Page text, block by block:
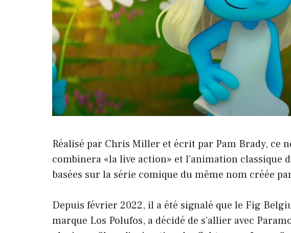
Réalisé par Chris Miller et écrit par Pam Brady, ce
combinera «la live action» et l’animation classique
basées sur la série comique du même nom créée
Depuis février 2022, il a été signalé que le Fig
marque Los Polufos, a décidé de s’allier avec